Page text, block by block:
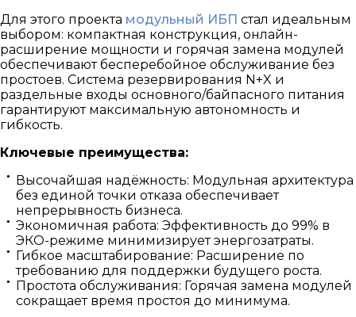
Для этого проекта модульный ИБП стал идеальным
выбором: компактная конструкция, онлайн-
расширение мощности и горячая замена модулей
обеспечивают бесперебойное обслуживание без
простоев. Система резервирования N+X и
раздельные входы основного/байпасного питания
гарантируют максимальную автономность и
гибкость.
Ключевые преимущества:
Высочайшая надёжность: Модульная архитектура
без единой точки отказа обеспечивает
непрерывность бизнеса.
Экономичная работа: Эффективность до 99% в
ЭКО-режиме минимизирует энергозатраты.
Гибкое масштабирование: Расширение по
требованию для поддержки будущего роста.
Простота обслуживания: Горячая замена модулей
сокращает время простоя до минимума.